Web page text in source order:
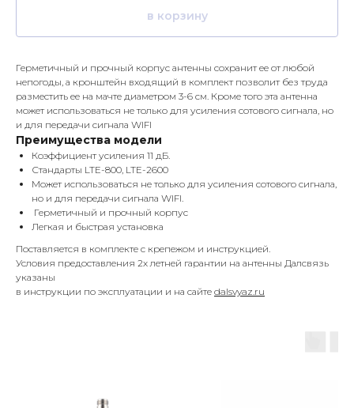
в корзину
Герметичный и прочный корпус антенны сохранит ее от любой
непогоды, а кронштейн входящий в комплект позволит без труда
разместить ее на мачте диаметром 3-6 см. Кроме того эта антенна
может использоваться не только для усиления сотового сигнала, но
и для передачи сигнала WIFI
Преимущества модели
Коэффициент усиления 11 дБ.
Стандарты LTE-800, LTE-2600
Может использоваться не только для усиления сотового сигнала,
но и для передачи сигнала WIFI.
Герметичный и прочный корпус
Легкая и быстрая установка
Поставляется в комплекте с крепежом и инструкцией.
Условия предоставления 2х летней гарантии на антенны Далсвязь
указаны
в инструкции по эксплуатации и на сайте dalsvyaz.ru